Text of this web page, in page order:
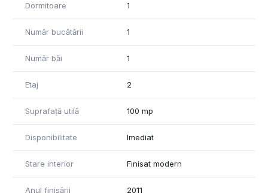
- Apartament luminos, aerisit, cu un ambient plăcut
Ideal pentru:
- Familii care își doresc spațiu și confort
- Cupluri care apreciază locuințele generoase și bine
compartimentate
vizionări, vă stăm cu drag la dispoziție!
Dormitoare 1
Număr bucătării 1
Număr băi 1
Etaj 2
Suprafață utilă 100 mp
Disponibilitate Imediat
Stare interior Finisat modern
Anul finisării 2011